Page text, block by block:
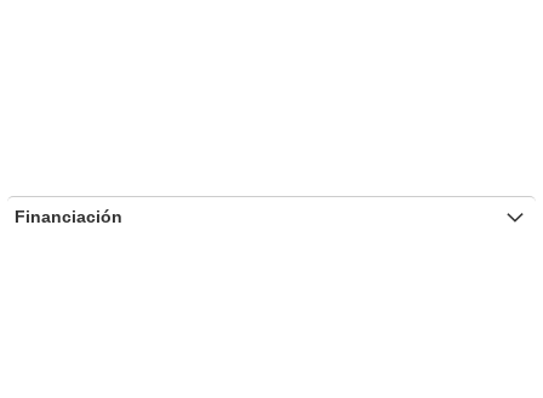
Financiación